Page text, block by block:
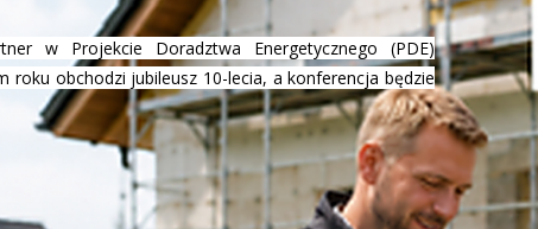
w Projekcie Doradztwa Energetycznego (PDE)
roku obchodzi jubileusz 10-lecia, a konferencja będzie